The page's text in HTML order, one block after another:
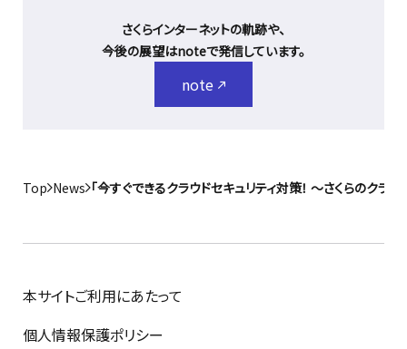
さくらインターネットの軌跡や、
今後の展望はnoteで発信しています。
note
Top News 「今すぐできるクラウドセキュリティ対策！ ～さくらのク
本サイトご利用にあたって
個人情報保護ポリシー